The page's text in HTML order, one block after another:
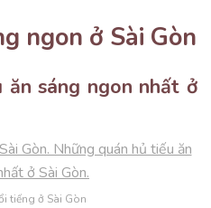
ngon ở Sài Gòn
sáng ngon nhất ở
tiếng ở Sài Gòn